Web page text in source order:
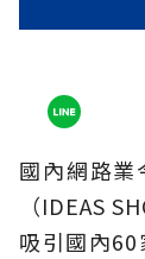
國內網路業
（IDEAS
吸引國內